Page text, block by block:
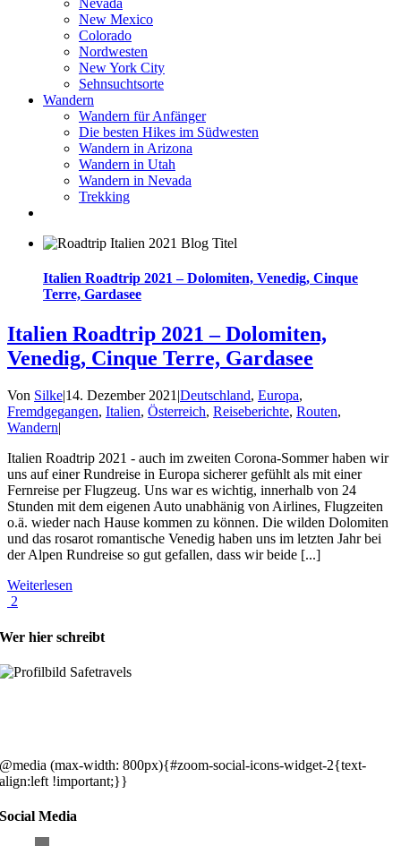
Nevada
New Mexico
Colorado
Nordwesten
New York City
Sehnsuchtsorte
Wandern
Wandern für Anfänger
Die besten Hikes im Südwesten
Wandern in Arizona
Wandern in Utah
Wandern in Nevada
Trekking
Italien Roadtrip 2021 – Dolomiten, Venedig, Cinque
Terre, Gardasee
Italien Roadtrip 2021 – Dolomiten,
Venedig, Cinque Terre, Gardasee
Von Silke|14. Dezember 2021|Deutschland, Europa,
Fremdgegangen, Italien, Österreich, Reiseberichte, Routen,
Wandern|
Italien Roadtrip 2021 - auch im zweiten Corona-Sommer haben wir
uns auf einer Rundreise in Europa sicherer gefühlt als mit einer
Fernreise per Flugzeug. Uns war es wichtig, innerhalb von 24
Stunden mit dem eigenen Auto unabhänig von Airlines, Flugzeiten
o.ä. wieder nach Hause kommen zu können. Die wilden Dolomiten
und das rosarot romantische Venedig haben uns im letzten Jahr bei
der Alpen Rundreise so gut gefallen, dass wir beide [...]
Weiterlesen
2
Wer hier schreibt
@media (max-width: 800px){#zoom-social-icons-widget-2{text-
align:left !important;}}
Social Media